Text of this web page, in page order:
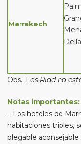
Marrakech
Obs.: Los Riad no
Notas importantes:
– Los hoteles de
habitaciones triples,
plegable aconsejable